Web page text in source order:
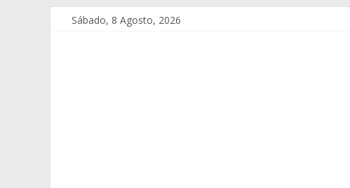
Sábado, 8 Agosto, 2026